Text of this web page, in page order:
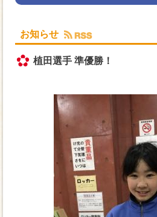
お知らせ
植田選手 準優勝！